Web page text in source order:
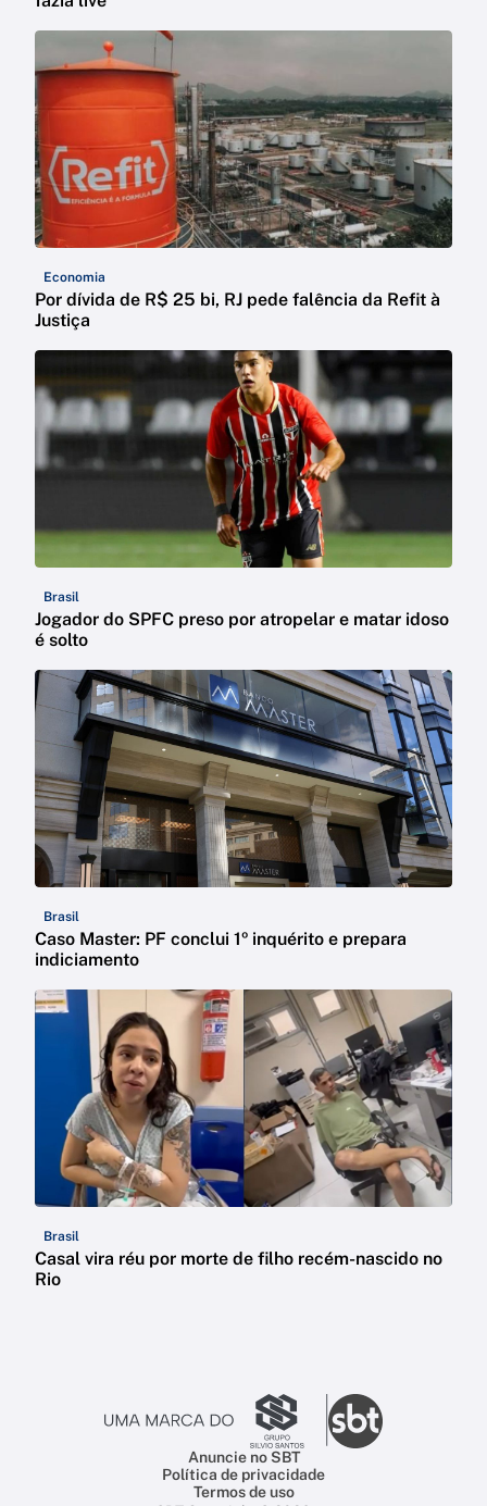
Economia
Por dívida de R$ 25 bi, RJ pede falência da Refit à
Justiça
Brasil
Jogador do SPFC preso por atropelar e matar idoso
é solto
Brasil
Caso Master: PF conclui 1º inquérito e prepara
indiciamento
Brasil
Casal vira réu por morte de filho recém-nascido no
Rio
Anuncie no SBT
Política de privacidade
Termos de uso